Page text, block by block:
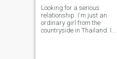
Looking for a serious
relationship. I'm just an
ordinary girl from the
countryside in Thailand. I